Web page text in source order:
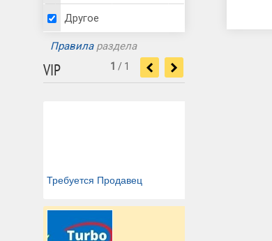
Другое
Правилараздела
VIP
Требуется Продавец
1 / 1 < >